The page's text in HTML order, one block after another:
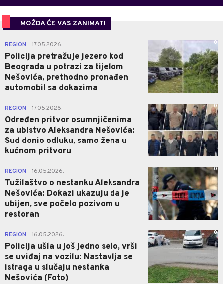
MOŽDA ĆE VAS ZANIMATI
REGION 17.05.2026.
Policija pretražuje jezero kod
Beograda u potrazi za tijelom
Nešovića, prethodno pronađen
automobil sa dokazima
0
REGION 17.05.2026.
Određen pritvor osumnjičenima
za ubistvo Aleksandra Nešovića:
Sud donio odluku, samo žena u
kućnom pritvoru
0
REGION 16.05.2026.
Tužilaštvo o nestanku Aleksandra
Nešovića: Dokazi ukazuju da je
ubijen, sve počelo pozivom u
restoran
0
REGION 16.05.2026.
Policija ušla u još jedno selo, vrši
se uviđaj na vozilu: Nastavlja se
istraga u slučaju nestanka
Nešovića (Foto)
0